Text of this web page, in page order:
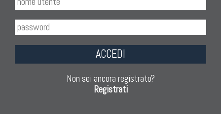
ACCEDI
Non sei ancora registrato?
Registrati